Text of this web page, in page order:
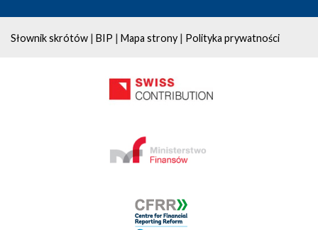
Słownik skrótów | BIP | Mapa strony | Polityka prywatności